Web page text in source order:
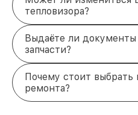
тепловизора?
Выдаёте ли
запчасти?
Почему стоит выбрать
ремонта?